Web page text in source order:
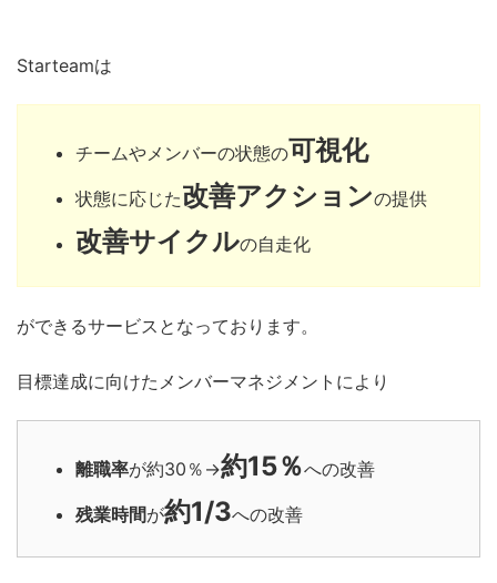
Starteamは
チームやメンバーの状態の可視化
状態に応じた改善アクションの提供
改善サイクルの自走化
ができるサービスとなっております。
目標達成に向けたメンバーマネジメントにより
離職率が約30％→約15％への改善
残業時間が約1/3への改善